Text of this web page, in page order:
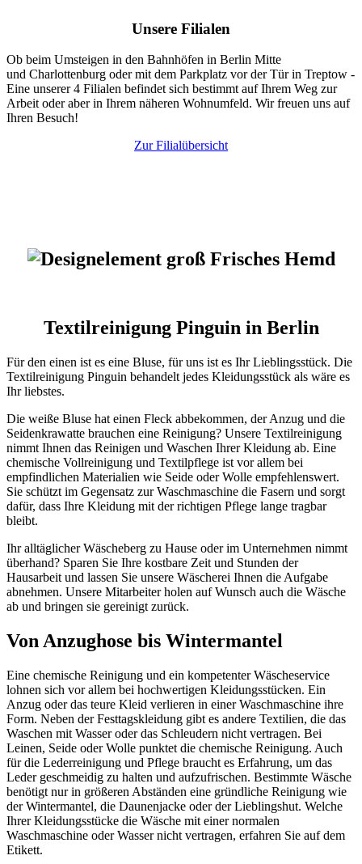
Unsere Filialen
Ob beim Umsteigen in den Bahnhöfen in Berlin Mitte
und Charlottenburg oder mit dem Parkplatz vor der Tür in Treptow -
Eine unserer 4 Filialen befindet sich bestimmt auf Ihrem Weg zur
Arbeit oder aber in Ihrem näheren Wohnumfeld. Wir freuen uns auf
Ihren Besuch!
Zur Filialübersicht
Textilreinigung Pinguin in Berlin
Für den einen ist es eine Bluse, für uns ist es Ihr Lieblingsstück. Die
Textilreinigung Pinguin behandelt jedes Kleidungsstück als wäre es
Ihr liebstes.
Die weiße Bluse hat einen Fleck abbekommen, der Anzug und die
Seidenkrawatte brauchen eine Reinigung? Unsere Textilreinigung
nimmt Ihnen das Reinigen und Waschen Ihrer Kleidung ab. Eine
chemische Vollreinigung und Textilpflege ist vor allem bei
empfindlichen Materialien wie Seide oder Wolle empfehlenswert.
Sie schützt im Gegensatz zur Waschmaschine die Fasern und sorgt
dafür, dass Ihre Kleidung mit der richtigen Pflege lange tragbar
bleibt.
Ihr alltäglicher Wäscheberg zu Hause oder im Unternehmen nimmt
überhand? Sparen Sie Ihre kostbare Zeit und Stunden der
Hausarbeit und lassen Sie unsere Wäscherei Ihnen die Aufgabe
abnehmen. Unsere Mitarbeiter holen auf Wunsch auch die Wäsche
ab und bringen sie gereinigt zurück.
Von Anzughose bis Wintermantel
Eine chemische Reinigung und ein kompetenter Wäscheservice
lohnen sich vor allem bei hochwertigen Kleidungsstücken. Ein
Anzug oder das teure Kleid verlieren in einer Waschmaschine ihre
Form. Neben der Festtagskleidung gibt es andere Textilien, die das
Waschen mit Wasser oder das Schleudern nicht vertragen. Bei
Leinen, Seide oder Wolle punktet die chemische Reinigung. Auch
für die Lederreinigung und Pflege braucht es Erfahrung, um das
Leder geschmeidig zu halten und aufzufrischen. Bestimmte Wäsche
benötigt nur in größeren Abständen eine gründliche Reinigung wie
der Wintermantel, die Daunenjacke oder der Lieblingshut. Welche
Ihrer Kleidungsstücke die Wäsche mit einer normalen
Waschmaschine oder Wasser nicht vertragen, erfahren Sie auf dem
Etikett.